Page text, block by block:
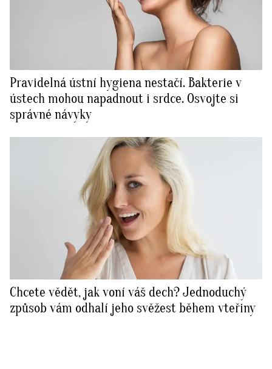
Pravidelná ústní hygiena nestačí. Bakterie v
ústech mohou napadnout i srdce. Osvojte si
správné návyky
Chcete vědět, jak voní váš dech? Jednoduchý
způsob vám odhalí jeho svěžest během vteřiny